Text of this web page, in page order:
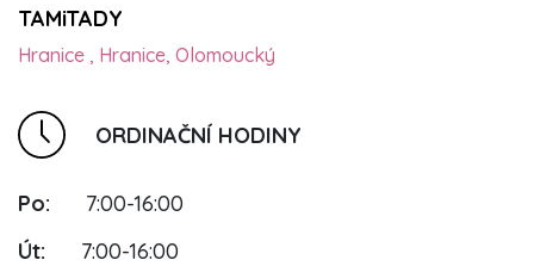
TAMiTADY
Hranice , Hranice, Olomoucký
ORDINAČNÍ HODINY
Po:
7:00-16:00
Út:
7:00-16:00